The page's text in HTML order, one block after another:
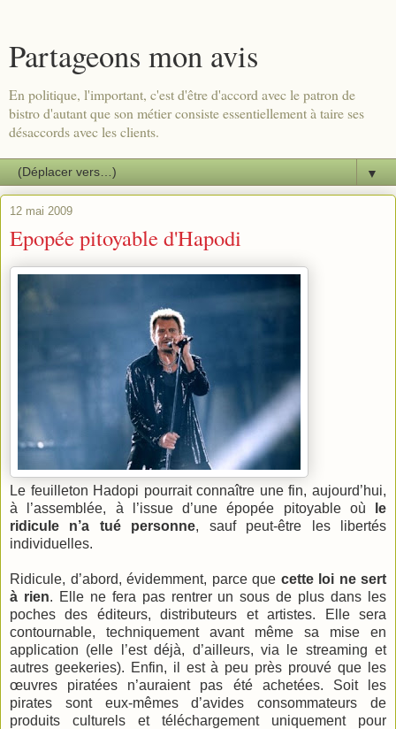
Partageons mon avis
En politique, l'important, c'est d'être d'accord avec le patron de
bistro d'autant que son métier consiste essentiellement à taire ses
désaccords avec les clients.
▼
12 mai 2009
Epopée pitoyable d'Hapodi
Le feuilleton Hadopi pourrait connaître une fin, aujourd’hui,
à l’assemblée, à l’issue d’une épopée pitoyable où
le
ridicule n’a tué personne, sauf peut-être les libertés
individuelles.
Ridicule, d’abord, évidemment, parce que cette loi ne sert
à rien. Elle ne fera pas rentrer un sous de plus dans les
poches des éditeurs, distributeurs et artistes. Elle sera
contournable, techniquement avant même sa mise en
application (elle l’est déjà, d’ailleurs, via le streaming et
autres geekeries). Enfin, il est à peu près prouvé que les
œuvres piratées n’auraient pas été achetées. Soit les
pirates sont eux-mêmes d’avides consommateurs de
produits culturels et téléchargement uniquement pour